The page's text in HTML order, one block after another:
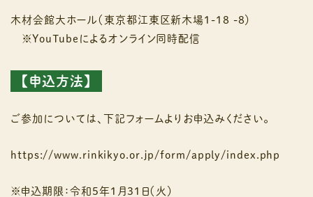
木材会館大ホール（東京都江東区新木場1-18 -8）
※YouTubeによるオンライン同時配信
【申込方法】
ご参加については、下記フォームよりお申込みください。
https://www.rinkikyo.or.jp/form/apply/index.php
※申込期限：令和5年1月31日（火）